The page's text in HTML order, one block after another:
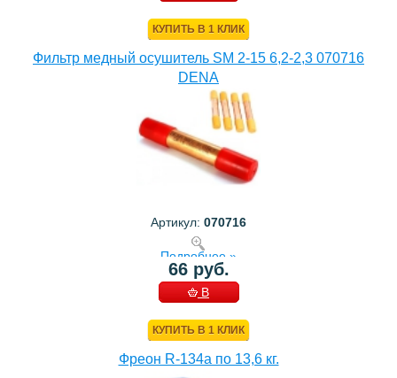
КУПИТЬ В 1 КЛИК
Фильтр медный осушитель SM 2-15 6,2-2,3 070716
DENA
Артикул: 070716
Подробнее »
66 руб.
В
КУПИТЬ В 1 КЛИК
Фреон R-134a по 13,6 кг.